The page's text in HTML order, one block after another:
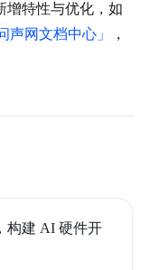
增特性与优化，如
声网文档中心 」
，
构建 AI 硬件开